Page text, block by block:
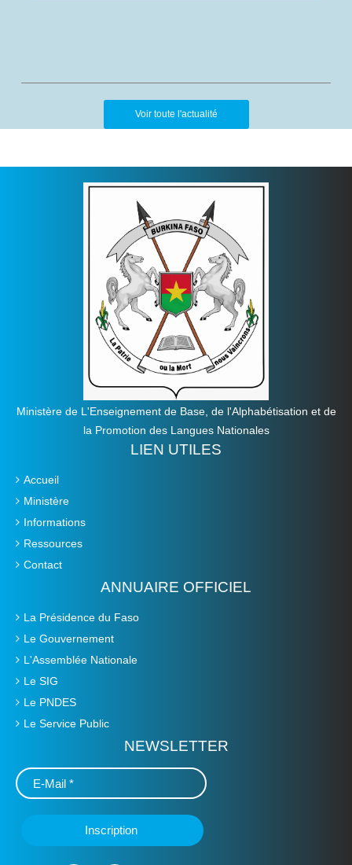
Voir toute l'actualité
Ministère de L'Enseignement de Base, de l'Alphabétisation et de
la Promotion des Langues Nationales
LIEN UTILES
Accueil
Ministère
Informations
Ressources
Contact
ANNUAIRE OFFICIEL
La Présidence du Faso
Le Gouvernement
L'Assemblée Nationale
Le SIG
Le PNDES
Le Service Public
NEWSLETTER